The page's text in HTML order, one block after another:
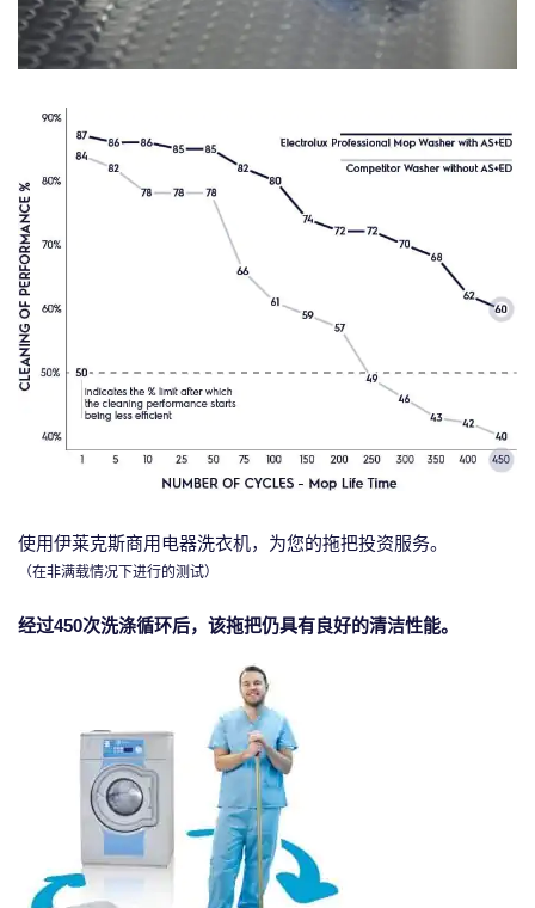
使用伊莱克斯商用电器洗衣机，为您的拖把投资服务。
（在非满载情况下进行的测试）
经过450次洗涤循环后，该拖把仍具有良好的清洁性能。